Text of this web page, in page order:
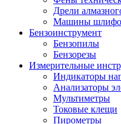
Дрели
Машины
Бензоинструмент
Бензопилы
Бензорезы
Измерительные
Индикаторы
Анализаторы
Мультиметры
Токовые клещи
Пирометры